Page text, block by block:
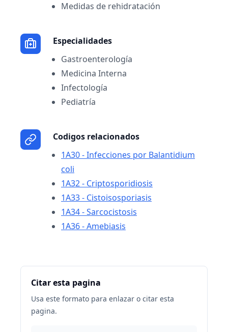
Medidas de rehidratación
Especialidades
Gastroenterología
Medicina Interna
Infectología
Pediatría
Codigos relacionados
1A30 - Infecciones por Balantidium
coli
1A32 - Criptosporidiosis
1A33 - Cistoisosporiasis
1A34 - Sarcocistosis
1A36 - Amebiasis
Citar esta pagina
Usa este formato para enlazar o citar esta
pagina.